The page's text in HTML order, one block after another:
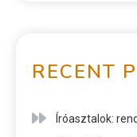
RECENT
Íróasztalok: